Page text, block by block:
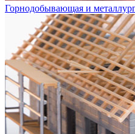
Горнодобывающая и